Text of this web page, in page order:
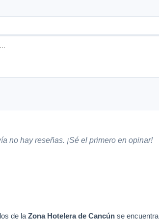
no hay reseñas. ¡Sé el primero en opinar!
de la Zona Hotelera de Cancún se encuentra